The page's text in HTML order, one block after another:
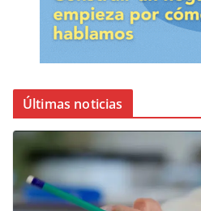
Últimas noticias